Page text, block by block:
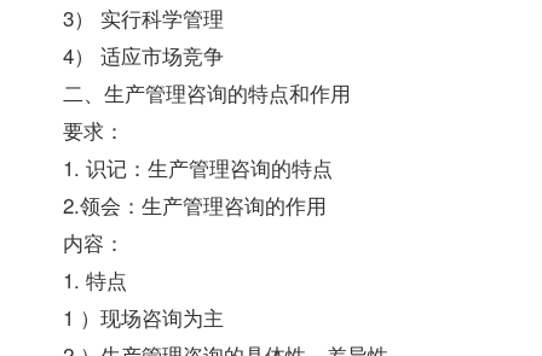
3） 实行科学管理
4） 适应市场竞争
二、生产管理咨询的特点和作用
要求：
1. 识记：生产管理咨询的特点
2.领会：生产管理咨询的作用
内容：
1. 特点
1 ）现场咨询为主